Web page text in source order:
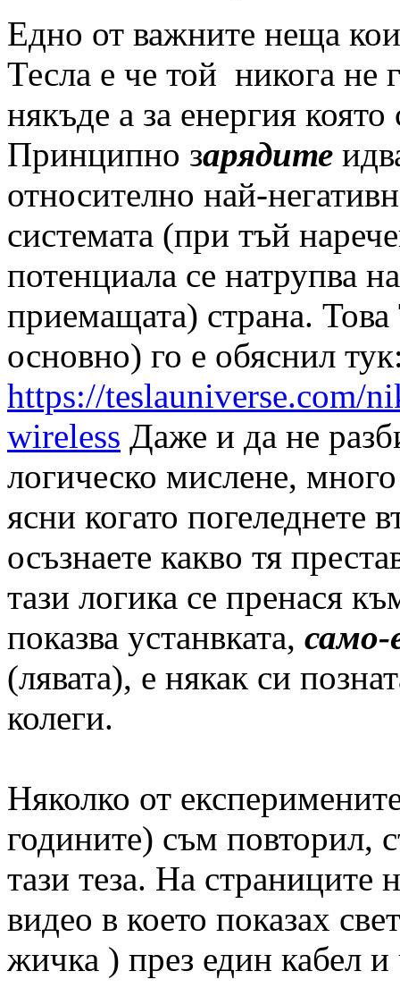
Едно от важните неща
Тесла е че той никога не
някъде а за енергия
Принципно зарядите
относително най-
системата (при тъй
потенциала се натрупва
приемащата) страна.
основно) го е обяснил
https://teslauniverse.com/
wireless Даже и да не
логическо мислене,
ясни когато погеледнете
осъзнаете какво тя
тази логика се пренася
показва устанвката,
(лявата), е някак си
колеги.
Няколко от
годините) съм повторил,
тази теза. На
видео в което показах
жичка ) през един кабел и